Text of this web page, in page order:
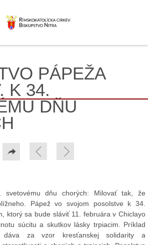
PÁPEŽA
K 34.
DŇU
svetovému dňu chorých: Milovať tak, že
Pápež vo svojom posolstve k 34.
ktorý sa bude sláviť 11. februára v Chiclayo
súcitu a skutkov lásky trpiacim. Príklad
dáva za vzor kresťanskej solidarity a